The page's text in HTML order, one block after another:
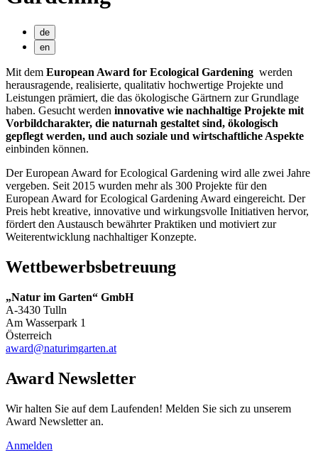
de
en
Mit dem European Award for Ecological Gardening werden
herausragende, realisierte, qualitativ hochwertige Projekte und
Leistungen prämiert, die das ökologische Gärtnern zur Grundlage
haben. Gesucht werden innovative wie nachhaltige Projekte mit
Vorbildcharakter, die naturnah gestaltet sind, ökologisch
gepflegt werden, und auch soziale und wirtschaftliche Aspekte
einbinden können.
Der European Award for Ecological Gardening wird alle zwei Jahre
vergeben. Seit 2015 wurden mehr als 300 Projekte für den
European Award for Ecological Gardening Award eingereicht. Der
Preis hebt kreative, innovative und wirkungsvolle Initiativen hervor,
fördert den Austausch bewährter Praktiken und motiviert zur
Weiterentwicklung nachhaltiger Konzepte.
Wettbewerbsbetreuung
„Natur im Garten“ GmbH
A-3430 Tulln
Am Wasserpark 1
Österreich
award@naturimgarten.at
Award Newsletter
Wir halten Sie auf dem Laufenden! Melden Sie sich zu unserem
Award Newsletter an.
Anmelden